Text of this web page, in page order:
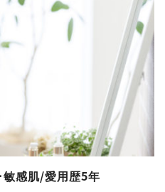
感肌/愛用歴5年